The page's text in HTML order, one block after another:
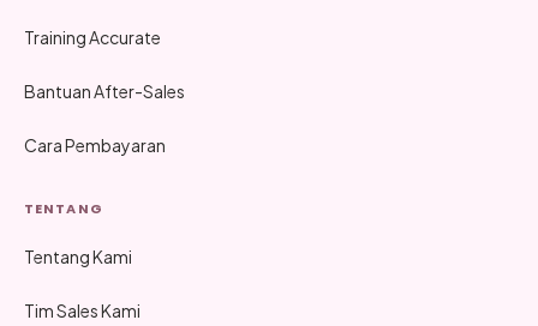
Training Accurate
Bantuan After-Sales
Cara Pembayaran
TENTANG
Tentang Kami
Tim Sales Kami